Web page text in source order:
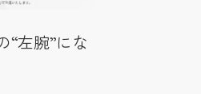
“左腕”にな